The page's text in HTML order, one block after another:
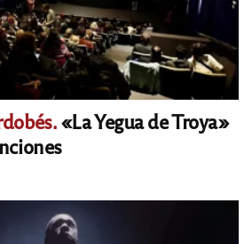
«La Yegua de Troya»